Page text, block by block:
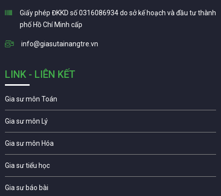
Giấy phép ĐKKD số 0316086934 do sở kế hoạch và đầu tư thành
phố Hồ Chí Minh cấp
info@giasutainangtre.vn
LINK - LIÊN KẾT
Gia sư môn Toán
Gia sư môn Lý
Gia sư môn Hóa
Gia sư tiểu học
Gia sư báo bài